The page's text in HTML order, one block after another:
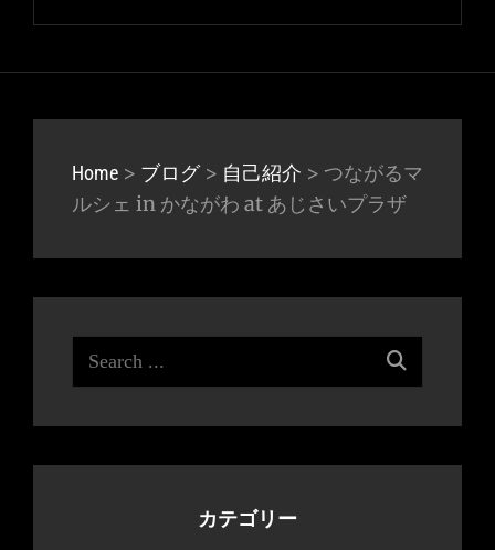
Home > ブログ> 自己紹介 > つながるマ
ルシェ in かながわ at あじさいプラザ
Search
for:
カテゴリー